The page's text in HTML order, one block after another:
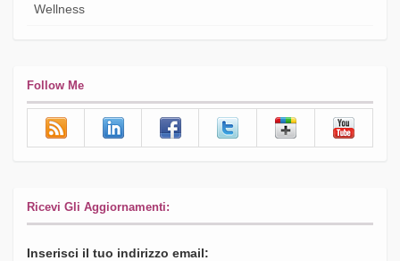
Wellness
Follow Me
Ricevi Gli Aggiornamenti:
Inserisci il tuo indirizzo email: